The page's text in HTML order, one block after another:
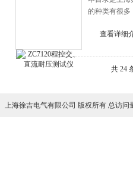
的种类有很多
查看详细
共 24
上海徐吉电气有限公司 版权所有 总访问